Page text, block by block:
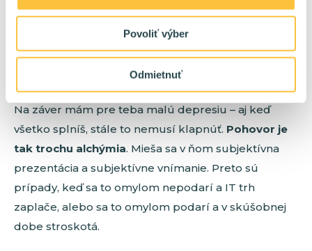
Povoliť výber
Odmietnuť
vidieť, že vieš pomenovať komplexné problémy
zopár trefnými slovami.
Na záver mám pre teba malú depresiu – aj keď
všetko splníš, stále to nemusí klapnúť. Pohovor je
tak trochu alchýmia. Mieša sa v ňom subjektívna
prezentácia a subjektívne vnímanie. Preto sú
prípady, keď sa to omylom nepodarí a IT trh
zaplače, alebo sa to omylom podarí a v skúšobnej
dobe stroskotá.